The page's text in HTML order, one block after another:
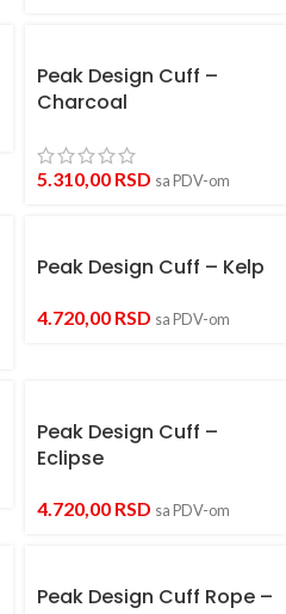
Peak Design Cuff –
Charcoal
5.310,00 RSD sa PDV-om
Peak Design Cuff – Kelp
4.720,00 RSD sa PDV-om
Peak Design Cuff –
Eclipse
4.720,00 RSD sa PDV-om
Peak Design Cuff Rope –